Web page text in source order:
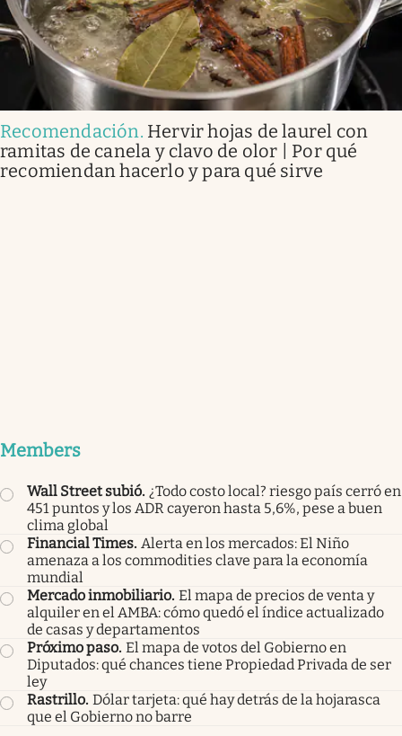
Recomendación. Hervir hojas de laurel con
ramitas de canela y clavo de olor | Por qué
recomiendan hacerlo y para qué sirve
Members
Wall Street subió. ¿Todo costo local? riesgo país cerró en
451 puntos y los ADR cayeron hasta 5,6%, pese a buen
clima global
Financial Times. Alerta en los mercados: El Niño
amenaza a los commodities clave para la economía
mundial
Mercado inmobiliario. El mapa de precios de venta y
alquiler en el AMBA: cómo quedó el índice actualizado
de casas y departamentos
Próximo paso. El mapa de votos del Gobierno en
Diputados: qué chances tiene Propiedad Privada de ser
ley
Rastrillo. Dólar tarjeta: qué hay detrás de la hojarasca
que el Gobierno no barre